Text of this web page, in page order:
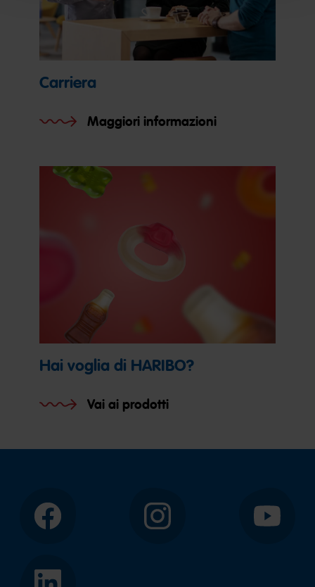
Carriera
Maggiori informazioni
Hai voglia di HARIBO?
Vai ai prodotti
Facebook Instagram YouTube